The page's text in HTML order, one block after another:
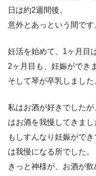
日は約2週間後。
意外とあっという間です
妊活を始めて、1ヶ月目
2ヶ月目も、妊娠ができ
そして琴が卒乳しました
私はお酒が好きでした
はお酒を我慢してきま
もしすんなり妊娠がで
は我慢になる所でした。
きっと神様が、お酒が